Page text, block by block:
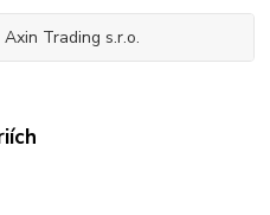
Axin Trading s.r.o.